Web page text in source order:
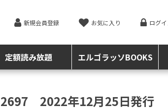
新規会員登録 お気に入り ログ
定額読み放題 エルゴラッソBOOKS
2697 2022年12月25日発行